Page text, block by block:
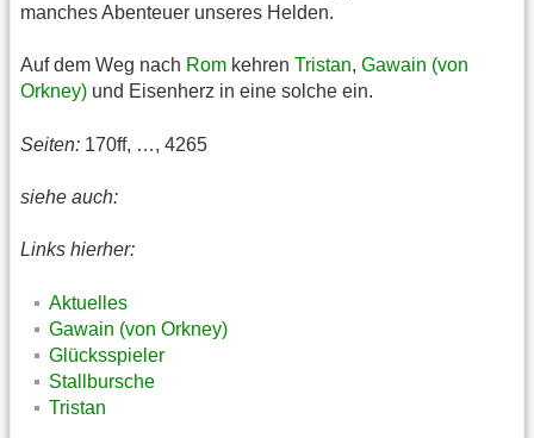
manches Abenteuer unseres Helden.
Auf dem Weg nach Rom kehren Tristan, Gawain (von
Orkney) und Eisenherz in eine solche ein.
Seiten: 170ff, …, 4265
siehe auch:
Links hierher:
Aktuelles
Gawain (von Orkney)
Glücksspieler
Stallbursche
Tristan